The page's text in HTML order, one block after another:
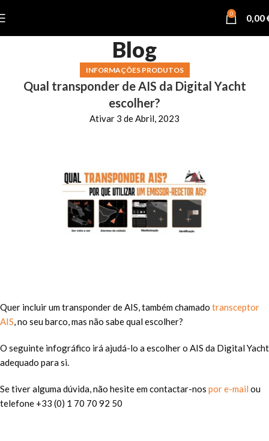
0 0,00
Blog
INFORMAÇÕES PRODUTOS
Qual transponder de AIS da Digital Yacht
escolher?
Ativar 3 de Abril, 2023
Quer incluir um transponder de AIS, também chamado transceptor
AIS, no seu barco, mas não sabe qual escolher?
O seguinte infográfico irá ajudá-lo a escolher o AIS da Digital Yacht
adequado para si.
Se tiver alguma dúvida, não hesite em contactar-nos por e-mail ou
telefone +33 (0) 1 70 70 92 50